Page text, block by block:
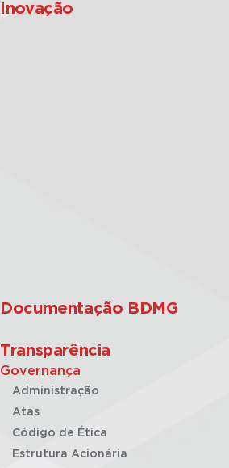
Inovação
Documentação BDMG
Transparência
Governança
Administração
Atas
Código de Ética
Estrutura Acionária